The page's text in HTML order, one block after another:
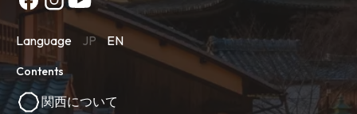
Language JP EN
Contents
関西について